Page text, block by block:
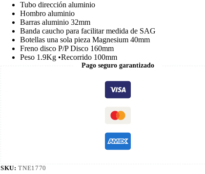
Tubo dirección aluminio
Hombro aluminio
Barras aluminio 32mm
Banda caucho para facilitar medida de SAG
Botellas una sola pieza Magnesium 40mm
Freno disco P/P Disco 160mm
Peso 1.9Kg •Recorrido 100mm
Pago seguro garantizado
SKU:TNE1770